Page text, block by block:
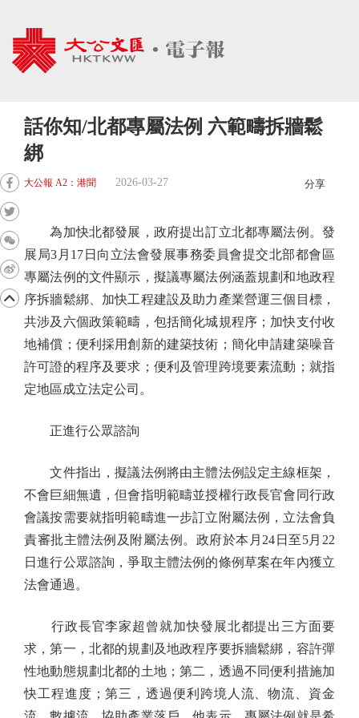
話你知/北都專屬法例 六範疇拆牆鬆
綁
大公報 A2：港聞 2026-03-27 分享
為加快北都發展，政府提出訂立北都專屬法例。發
展局3月17日向立法會發展事務委員會提交北部都會區
專屬法例的文件顯示，擬議專屬法例涵蓋規劃和地政程
序拆牆鬆綁、加快工程建設及助力產業營運三個目標，
共涉及六個政策範疇，包括簡化城規程序；加快支付收
地補償；便利採用創新的建築技術；簡化申請建築噪音
許可證的程序及要求；便利及管理跨境要素流動；就指
定地區成立法定公司。
正進行公眾諮詢
文件指出，擬議法例將由主體法例設定主線框架，
不會巨細無遺，但會指明範疇並授權行政長官會同行政
會議按需要就指明範疇進一步訂立附屬法例，立法會負
責審批主體法例及附屬法例。政府於本月24日至5月22
日進行公眾諮詢，爭取主體法例的條例草案在年內獲立
法會通過。
行政長官李家超曾就加快發展北都提出三方面要
求，第一，北都的規劃及地政程序要拆牆鬆綁，容許彈
性地動態規劃北都的土地；第二，透過不同便利措施加
快工程進度；第三，透過便利跨境人流、物流、資金